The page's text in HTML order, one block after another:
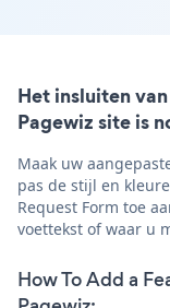
Het insluiten
Pagewiz site is
Maak uw
pas de stijl en
Request Form toe
voettekst of waar u
How To Add a